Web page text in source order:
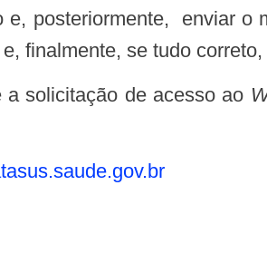
posteriormente, enviar
finalmente, se tudo
a solicitação de acesso ao